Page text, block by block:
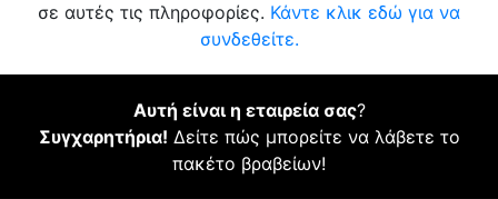
σε αυτές τις πληροφορίες. Κάντε κλικ εδώ για να
συνδεθείτε.
Αυτή είναι η εταιρεία σας?
Συγχαρητήρια! Δείτε πώς μπορείτε να λάβετε το
πακέτο βραβείων!